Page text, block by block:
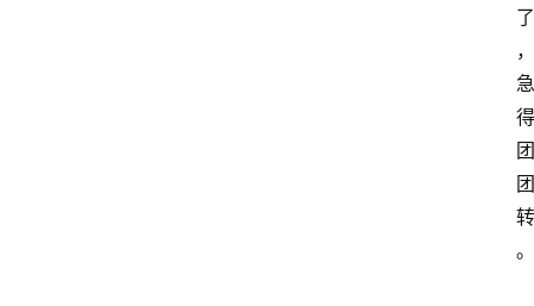
了
，
急
得
团
团
转
。